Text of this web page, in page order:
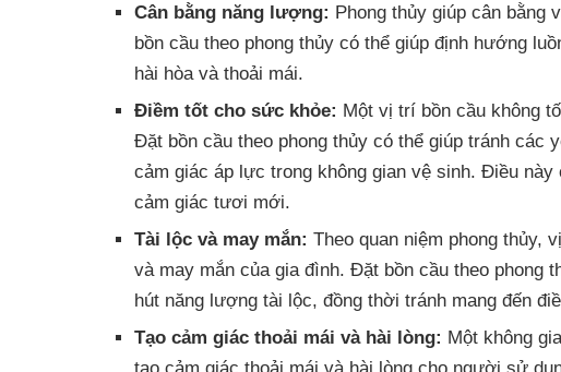
Cân bằng năng lượng: Phong thủy giúp cân bằng
bồn cầu theo phong thủy có thể giúp định hướng
hài hòa và thoải mái.
Điềm tốt cho sức khỏe: Một vị trí bồn cầu không
Đặt bồn cầu theo phong thủy có thể giúp tránh các
cảm giác áp lực trong không gian vệ sinh. Điều
cảm giác tươi mới.
Tài lộc và may mắn: Theo quan niệm phong thủy,
và may mắn của gia đình. Đặt bồn cầu theo phong
hút năng lượng tài lộc, đồng thời tránh mang đến
Tạo cảm giác thoải mái và hài lòng: Một không